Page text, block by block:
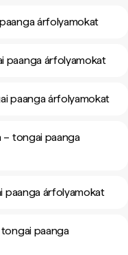
árfolyamokat
paanga árfolyamokat
paanga árfolyamokat
– tongai paanga
paanga árfolyamokat
paanga